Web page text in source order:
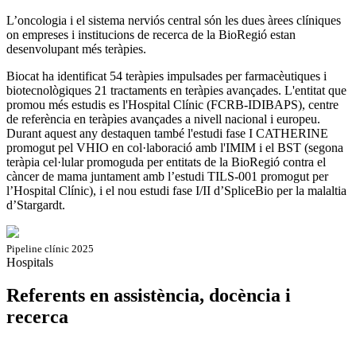
L’oncologia i el sistema nerviós central són les dues àrees clíniques
on empreses i institucions de recerca de la BioRegió estan
desenvolupant més teràpies.
Biocat ha identificat 54 teràpies impulsades per farmacèutiques i
biotecnològiques 21 tractaments en teràpies avançades. L'entitat que
promou més estudis es l'Hospital Clínic (FCRB-IDIBAPS), centre
de referència en teràpies avançades a nivell nacional i europeu.
Durant aquest any destaquen també l'estudi fase I CATHERINE
promogut pel VHIO en col·laboració amb l'IMIM i el BST (segona
teràpia cel·lular promoguda per entitats de la BioRegió contra el
càncer de mama juntament amb l’estudi TILS-001 promogut per
l’Hospital Clínic), i el nou estudi fase I/II d’SpliceBio per la malaltia
d’Stargardt.​
Pipeline clínic 2025
Hospitals
Referents en assistència, docència i
recerca